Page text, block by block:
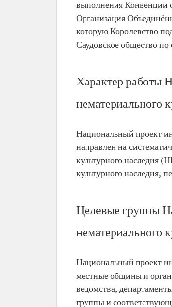
выполнения Конвенции
Организация
которую Королевство
Саудовское общество по
Характер работы
нематериального
Национальный проект
направлен на
культурного наследия
культурного наследия,
Целевые группы
нематериального
Национальный проект
местные общины и
ведомства,
группы и